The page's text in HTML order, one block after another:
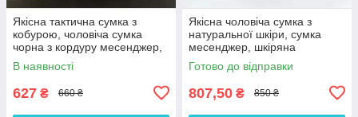
Якісна тактична сумка з
кобурою, чоловіча сумка
чорна з кордуру месенджер,
тактичний месенджер
В наявності
627 ₴ 660 ₴
Якісна чоловіча сумка з
натуральної шкіри, сумка
месенджер, шкіряна
барсетка, сумка через плече
Готово до відправки
807,50 ₴ 850 ₴